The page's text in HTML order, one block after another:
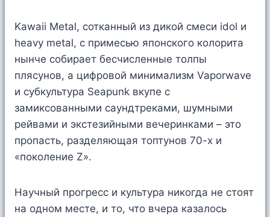
Kawaii Metal, сотканный из дикой смеси idol и
heavy metal, с примесью японского колорита
нынче собирает бесчисленные толпы
плясунов, а цифровой минимализм Vaporwave
и субкультура Seapunk вкупе с
замиксованными саундтреками, шумными
рейвами и экстезийными вечеринками – это
пропасть, разделяющая топтунов 70-х и
«поколение Z».
Научный прогресс и культура никогда не стоят
на одном месте, и то, что вчера казалось